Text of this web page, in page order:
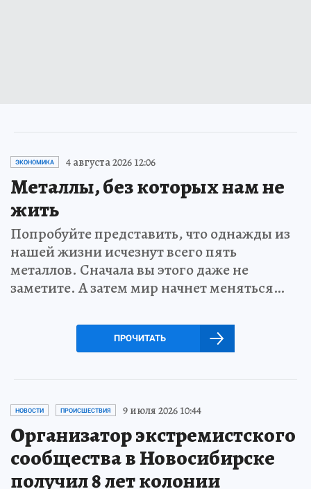
ЭКОНОМИКА 4 августа 2026 12:06
Металлы, без которых нам не
жить
Попробуйте представить, что однажды из
нашей жизни исчезнут всего пять
металлов. Сначала вы этого даже не
заметите. А затем мир начнет меняться…
ПРОЧИТАТЬ
НОВОСТИ ПРОИСШЕСТВИЯ 9 июля 2026 10:44
Организатор экстремистского
сообщества в Новосибирске
получил 8 лет колонии